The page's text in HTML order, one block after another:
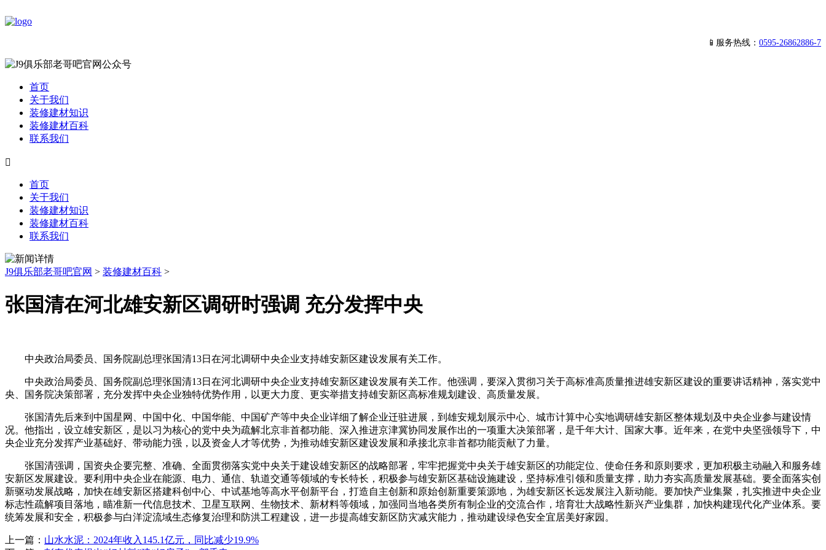
📱服务热线： 0595-26862886-7
首页
关于我们
装修建材知识
装修建材百科
联系我们

首页
关于我们
装修建材知识
装修建材百科
联系我们
J9俱乐部老哥吧官网 > 装修建材百科 >
张国清在河北雄安新区调研时强调 充分发挥中央
中央政治局委员、国务院副总理张国清13日在河北调研中央企业支持雄安新区建设发展有关工作。
中央政治局委员、国务院副总理张国清13日在河北调研中央企业支持雄安新区建设发展有关工作。他强调，要深入贯彻习关于高标准高质量推进雄安新区建设的重要讲话精神，落实党中
央、国务院决策部署，充分发挥中央企业独特优势作用，以更大力度、更实举措支持雄安新区高标准规划建设、高质量发展。
张国清先后来到中国星网、中国中化、中国华能、中国矿产等中央企业详细了解企业迁驻进展，到雄安规划展示中心、城市计算中心实地调研雄安新区整体规划及中央企业参与建设情
况。他指出，设立雄安新区，是以习为核心的党中央为疏解北京非首都功能、深入推进京津冀协同发展作出的一项重大决策部署，是千年大计、国家大事。近年来，在党中央坚强领导下，中
央企业充分发挥产业基础好、带动能力强，以及资金人才等优势，为推动雄安新区建设发展和承接北京非首都功能贡献了力量。
张国清强调，国资央企要完整、准确、全面贯彻落实党中央关于建设雄安新区的战略部署，牢牢把握党中央关于雄安新区的功能定位、使命任务和原则要求，更加积极主动融入和服务雄
安新区发展建设。要利用中央企业在能源、电力、通信、轨道交通等领域的专长特长，积极参与雄安新区基础设施建设，坚持标准引领和质量支撑，助力夯实高质量发展基础。要全面落实创
新驱动发展战略，加快在雄安新区搭建科创中心、中试基地等高水平创新平台，打造自主创新和原始创新重要策源地，为雄安新区长远发展注入新动能。要加快产业集聚，扎实推进中央企业
标志性疏解项目落地，瞄准新一代信息技术、卫星互联网、生物技术、新材料等领域，加强同当地各类所有制企业的交流合作，培育壮大战略性新兴产业集群，加快构建现代化产业体系。要
统筹发展和安全，积极参与白洋淀流域生态修复治理和防洪工程建设，进一步提高雄安新区防灾减灾能力，推动建设绿色安全宜居美好家园。
上一篇： 山水水泥：2024年收入145.1亿元，同比减少19.9%